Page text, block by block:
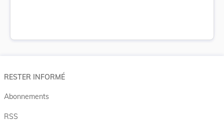
RESTER INFORMÉ
Abonnements
RSS